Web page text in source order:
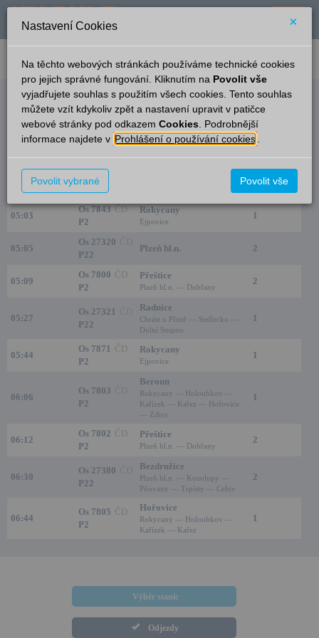
verze: 2.0.6 podpora: help-tabule@oltis.cz
English
Odjezdy
Plzeň-Doubravka
23:48
Čas/Aktuální Vlak/Linka Cíl/Přes Nástupiště
04:37
Os 7840
2
05:03
Os 7843 ČD
P2
Rokycany
Ejpovice
1
05:05
Os 27320
P22
Plzeň hl.n. 2
05:09
Os 7800 ČD
P2
Přeštice
Plzeň hl.n. — Dobřany
2
05:27
Os 27321
P22
Radnice
Chrást u Plzně — Sedlecko —
Dolní Stupno
1
05:44
Os 7871 ČD
P2
Rokycany
Ejpovice
1
06:06
Os 7803
P2
Beroun
Rokycany — Holoubkov —
Kařízek — Kařez — Hořovice
— Zdice
1
06:12
Os 7802 ČD
P2
Přeštice
Plzeň hl.n. — Dobřany
2
06:30
Os 27380
P22
Bezdružice
Plzeň hl.n. — Kozolupy —
Pňovany — Trpísty — Cebiv
2
06:44
Os 7805 ČD
P2
Hořovice
Rokycany — Holoubkov —
Kařízek — Kařez
1
Výběr stanic
Odjezdy
Nastavení Cookies ×
Na těchto webových stránkách používáme technické cookies
pro jejich správné fungování. Kliknutím na Povolit vše
vyjadřujete souhlas s použitím všech cookies. Tento souhlas
můžete vzít kdykoliv zpět a nastavení upravit v patičce
webové stránky pod odkazem Cookies . Podrobnější
informace najdete v Prohlášení o používání cookies
Povolit vybrané Povolit vše